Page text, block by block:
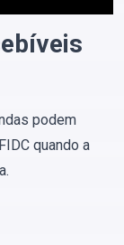
podem
quando a